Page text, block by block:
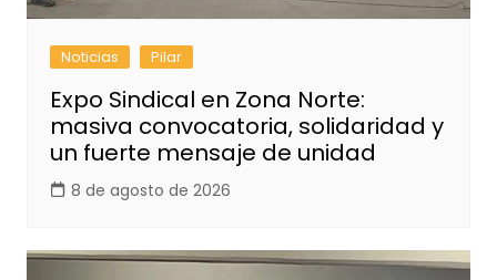
Noticias Pilar
Expo Sindical en Zona Norte:
masiva convocatoria, solidaridad y
un fuerte mensaje de unidad
8 de agosto de 2026